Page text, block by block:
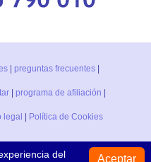
| preguntas frecuentes|
| programa de afiliación |
legal | Política de Cookies
del
Aceptar